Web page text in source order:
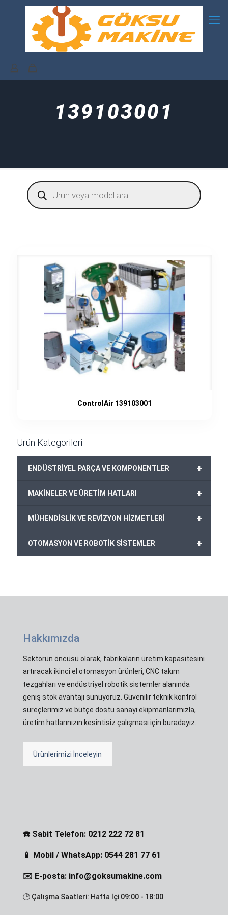
139103001
Products
search
ControlAir 139103001
Ürün Kategorileri
+
ENDÜSTRİYEL PARÇA VE KOMPONENTLER
+
MAKİNELER VE ÜRETİM HATLARI
+
MÜHENDİSLİK VE REVİZYON HİZMETLERİ
+
OTOMASYON VE ROBOTİK SİSTEMLER
Hakkımızda
Sektörün öncüsü olarak, fabrikaların üretim kapasitesini
artıracak ikinci el otomasyon ürünleri, CNC takım
tezgahları ve endüstriyel robotik sistemler alanında
geniş stok avantajı sunuyoruz. Güvenilir teknik kontrol
süreçlerimiz ve bütçe dostu sanayi ekipmanlarımızla,
üretim hatlarınızın kesintisiz çalışması için buradayız.
Ürünlerimizi İnceleyin
☎️ Sabit Telefon: 0212 222 72 81
📱 Mobil / WhatsApp: 0544 281 77 61
✉️ E-posta: info@goksumakine.com
🕒 Çalışma Saatleri: Hafta İçi 09:00 - 18:00